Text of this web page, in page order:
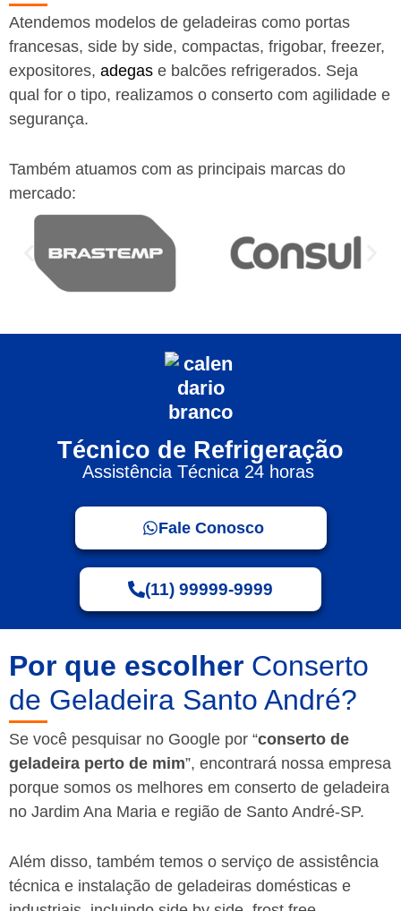
Atendemos modelos de geladeiras como portas
francesas, side by side, compactas, frigobar, freezer,
expositores, adegas e balcões refrigerados. Seja
qual for o tipo, realizamos o conserto com agilidade e
segurança.
Também atuamos com as principais marcas do
mercado:
Técnico de Refrigeração
Assistência Técnica 24 horas
Fale Conosco
(11) 99999-9999
Por que escolher Conserto
de Geladeira Santo André?
Se você pesquisar no Google por “conserto de
geladeira perto de mim”, encontrará nossa empresa
porque somos os melhores em conserto de geladeira
no Jardim Ana Maria e região de Santo André-SP.
Além disso, também temos o serviço de assistência
técnica e instalação de geladeiras domésticas e